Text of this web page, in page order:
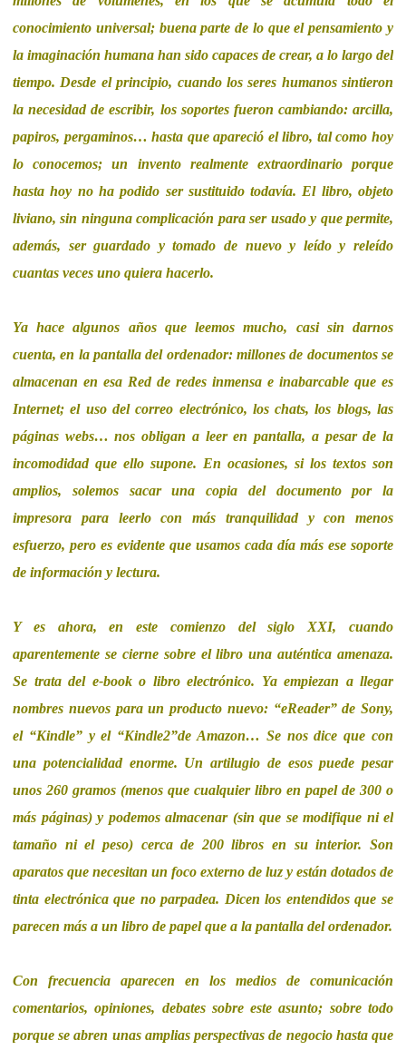
conocimiento universal; buena parte de lo que el pensamiento y
la imaginación humana han sido capaces de crear, a lo largo del
tiempo. Desde el principio, cuando los seres humanos sintieron
la necesidad de escribir, los soportes fueron cambiando: arcilla,
papiros, pergaminos… hasta que apareció el libro, tal como hoy
lo conocemos; un invento realmente extraordinario porque
hasta hoy no ha podido ser sustituido todavía. El libro, objeto
liviano, sin ninguna complicación para ser usado y que permite,
además, ser guardado y tomado de nuevo y leído y releído
cuantas veces uno quiera hacerlo.
Ya hace algunos años que leemos mucho, casi sin darnos
cuenta, en la pantalla del ordenador: millones de documentos se
almacenan en esa Red de redes inmensa e inabarcable que es
Internet; el uso del correo electrónico, los chats, los blogs, las
páginas webs… nos obligan a leer en pantalla, a pesar de la
incomodidad que ello supone. En ocasiones, si los textos son
amplios, solemos sacar una copia del documento por la
impresora para leerlo con más tranquilidad y con menos
esfuerzo, pero es evidente que usamos cada día más ese soporte
de información y lectura.
Y es ahora, en este comienzo del siglo XXI, cuando
aparentemente se cierne sobre el libro una auténtica amenaza.
Se trata del e-book o libro electrónico. Ya empiezan a llegar
nombres nuevos para un producto nuevo: “eReader” de Sony,
el “Kindle” y el “Kindle2”de Amazon… Se nos dice que con
una potencialidad enorme. Un artilugio de esos puede pesar
unos 260 gramos (menos que cualquier libro en papel de 300 o
más páginas) y podemos almacenar (sin que se modifique ni el
tamaño ni el peso) cerca de 200 libros en su interior. Son
aparatos que necesitan un foco externo de luz y están dotados de
tinta electrónica que no parpadea. Dicen los entendidos que se
parecen más a un libro de papel que a la pantalla del ordenador.
Con frecuencia aparecen en los medios de comunicación
comentarios, opiniones, debates sobre este asunto; sobre todo
porque se abren unas amplias perspectivas de negocio hasta que